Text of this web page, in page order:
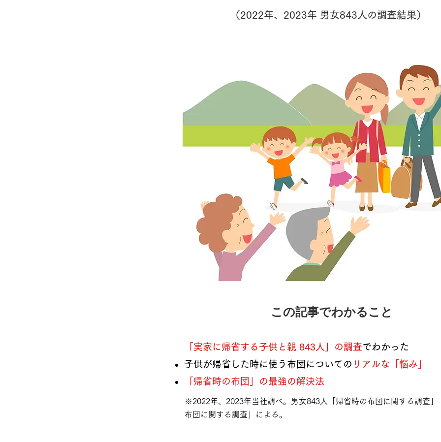
（2022年、2023年 男女843人の調査結果）
この記事でわかること
「実家に帰省する子供と親 843人」の調査でわかった
子供が帰省した時に使う布団についての リアルな「悩み」
「帰省時の布団」の最強の解決法
※2022年、2023年当社調べ。男女843人「帰省時の布団に関する調査」
布団に関する調査」による。